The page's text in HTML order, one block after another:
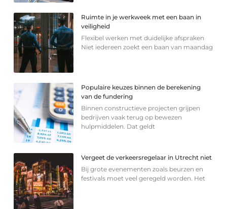
Ruimte in je werkweek met een baan in
veiligheid
Flexibel werken met duidelijke afspraken
Niet iedereen zoekt een baan van maandag
Populaire keuzes binnen de berekening
van de fundering
Binnen constructieve projecten grijpen
bedrijven vaak terug op bewezen
hulpmiddelen. Dat geldt
Vergeet de verkeersregelaar in Utrecht niet
Bij grote evenementen zoals beurzen en
festivals moet veel geregeld worden. Het